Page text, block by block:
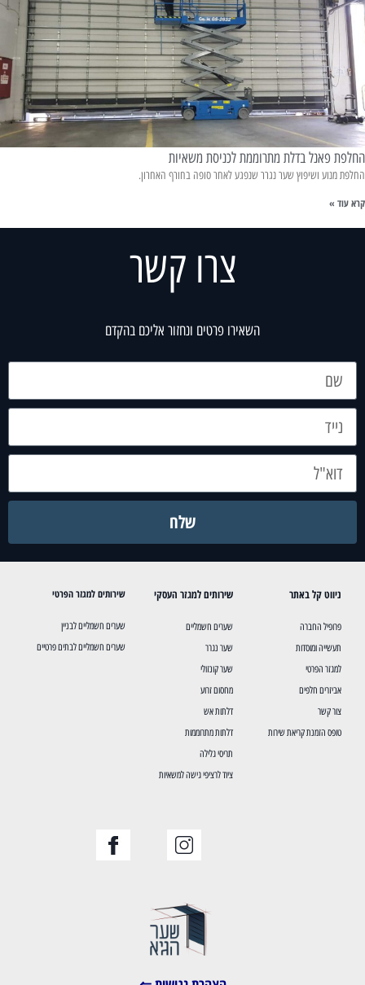
החלפת פאנל בדלת מתרוממת לכניסת משאיות
החלפת מנוע ושיפוץ שער נגרר שנפגע לאחר סופה בחורף האחרון.
קרא עוד »
צרו קשר
השאירו פרטים ונחזור אליכם בהקדם
שלח
ניווט קל באתר
פרופיל החברה
תעשייה ומוסדות
למגזר הפרטי
אביזרים חלפים
צור קשר
טופס הזמנת קריאת שירות
שירותים למגזר העסקי
שערים חשמליים
שער נגרר
שער קונזולי
מחסום זרוע
דלתות אש
דלתות מתרוממות
תריסי גלילה
ציוד לרציפי גישה למשאיות
שירותים למגזר הפרטי
שערים חשמליים לבניין
שערים חשמליים לבתים פרטיים